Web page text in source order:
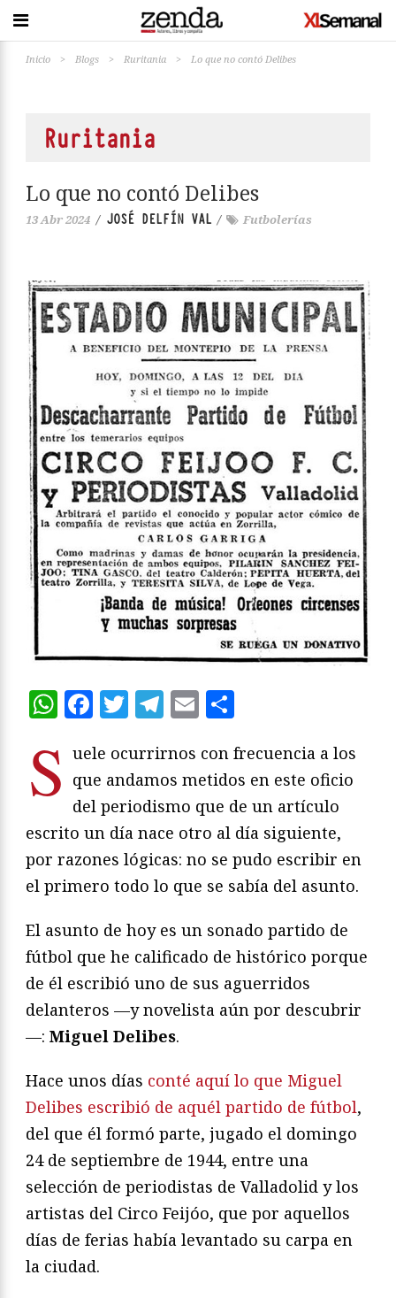
Inicio > Blogs > Ruritania > Lo que no contó Delibes
Ruritania
Lo que no contó Delibes
13 Abr 2024 / JOSÉ DELFÍN VAL / Futbolerías
WhatsApp
Facebook
Twitter
Telegram
Email
S uele ocurrirnos con frecuencia a los
que andamos metidos en este oficio
del periodismo que de un artículo
escrito un día nace otro al día siguiente,
por razones lógicas: no se pudo escribir en
el primero todo lo que se sabía del asunto.
El asunto de hoy es un sonado partido de
fútbol que he calificado de histórico porque
de él escribió uno de sus aguerridos
delanteros —y novelista aún por descubrir
—: Miguel Delibes.
Hace unos días conté aquí lo que Miguel
Delibes escribió de aquél partido de fútbol,
del que él formó parte, jugado el domingo
24 de septiembre de 1944, entre una
selección de periodistas de Valladolid y los
artistas del Circo Feijóo, que por aquellos
días de ferias había levantado su carpa en
la ciudad.